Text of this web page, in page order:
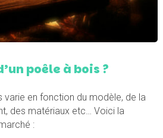
poêle à bois ?
varie en fonction du modèle, de la
des matériaux etc… Voici la
: